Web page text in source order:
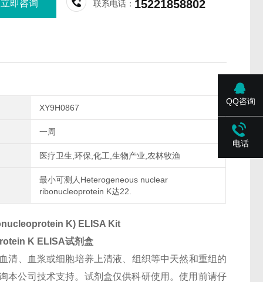
立即咨询 联系电话： 15221858802
XY9H0867
一周
医疗卫生,环保,化工,生物产业,农林牧渔
最小可测人Heterogeneous nuclear
ribonucleoprotein K达22.
K) ELISA Kit
K ELISA试剂盒
清、血浆或细胞培养上清液、组织等中天然和重组的
本公司技术支持。试剂盒仅供科研使用。使用前请仔
QQ咨询
电话